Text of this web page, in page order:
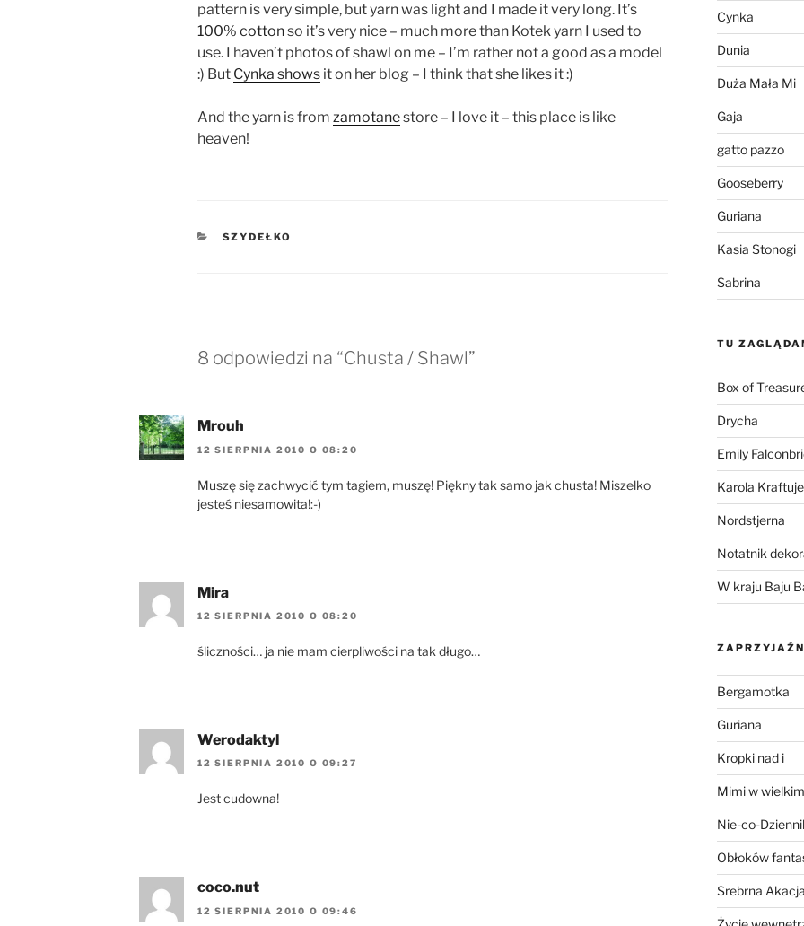
pattern is very simple, but yarn was light and I made it very long. It’s
100% cottonso it’s very nice – much more than Kotek yarn I used to
use. I haven’t photos of shawl on me – I’m rather not a good as a model
:) But Cynka shows it on her blog – I think that she likes it :)
And the yarn is from zamotanestore – I love it – this place is like
heaven!
KATEGORIE
SZYDEŁKO
8 odpowiedzi na “Chusta / Shawl”
Mrouh
12 SIERPNIA 2010 O 08:20
Muszę się zachwycić tym tagiem, muszę! Piękny tak samo jak chusta! Miszelko
jesteś niesamowita!:-)
Mira
12 SIERPNIA 2010 O 08:20
śliczności… ja nie mam cierpliwości na tak długo…
Werodaktyl
12 SIERPNIA 2010 O 09:27
Jest cudowna!
coco.nut
12 SIERPNIA 2010 O 09:46
Cynka
Dunia
Duża Mała Mi
Gaja
gatto pazzo
Gooseberry
Guriana
Kasia Stonogi
Sabrina
TU
Box of
Drycha
Emily
Karola Kraftuje
Nordstjerna
Notatnik
W kraju Baju
Bergamotka
Guriana
Kropki nad i
Mimi w
Nie-co-
Obłoków
Srebrna Akacja